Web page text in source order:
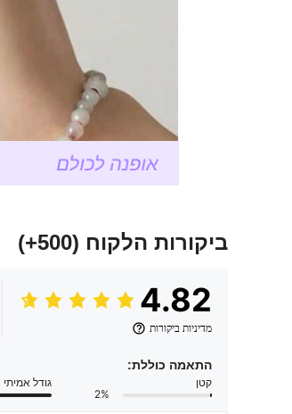
ביקורות הלקוח (500+)
4.82
מדיניות ביקורות
התאמה כוללת:
קטן
2%
גודל אמיתי